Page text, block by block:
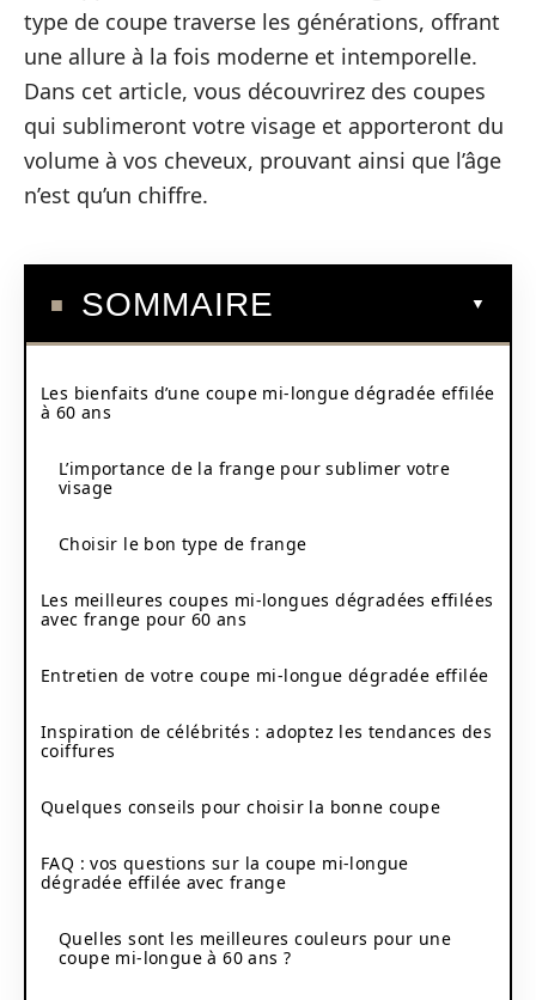
type de coupe traverse les générations, offrant
une allure à la fois moderne et intemporelle.
Dans cet article, vous découvrirez des coupes
qui sublimeront votre visage et apporteront du
volume à vos cheveux, prouvant ainsi que l’âge
n’est qu’un chiffre.
SOMMAIRE
Les bienfaits d’une coupe mi-longue dégradée effilée
à 60 ans
L’importance de la frange pour sublimer votre
visage
Choisir le bon type de frange
Les meilleures coupes mi-longues dégradées effilées
avec frange pour 60 ans
Entretien de votre coupe mi-longue dégradée effilée
Inspiration de célébrités : adoptez les tendances des
coiffures
Quelques conseils pour choisir la bonne coupe
FAQ : vos questions sur la coupe mi-longue
dégradée effilée avec frange
Quelles sont les meilleures couleurs pour une
coupe mi-longue à 60 ans ?